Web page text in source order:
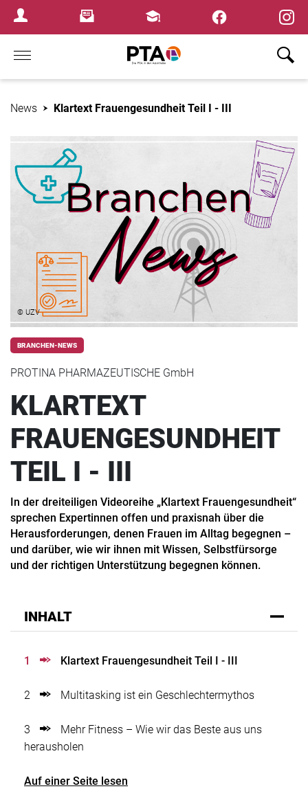
Login MenuNewsletterFortbildungen
Home
News Klartext Frauengesundheit Teil I - III
© UZV
BRANCHEN-NEWS
PROTINA PHARMAZEUTISCHE GmbH
KLARTEXT
FRAUENGESUNDHEIT
TEIL I - III
In der dreiteiligen Videoreihe „Klartext Frauengesundheit“
sprechen Expertinnen offen und praxisnah über die
Herausforderungen, denen Frauen im Alltag begegnen –
und darüber, wie wir ihnen mit Wissen, Selbstfürsorge
und der richtigen Unterstützung begegnen können.
INHALT
1 Klartext Frauengesundheit Teil I - III
2 Multitasking ist ein Geschlechtermythos
3
Mehr Fitness – Wie wir das Beste aus uns
herausholen
Auf einer Seite lesen
×